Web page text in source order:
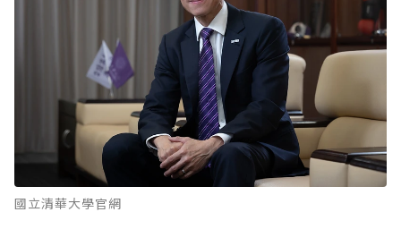
國立清華大學官網